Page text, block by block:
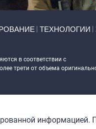
ТЕХНОЛОГИИ
в соответствии с
трети от объема
информацией.